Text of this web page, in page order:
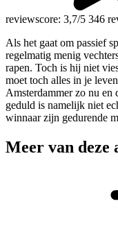
reviewscore: 3,7/5 346
Als het gaat om passief
regelmatig menig
rapen. Toch is hij niet
moet toch alles in je
Amsterdammer zo nu en
geduld is namelijk niet
winnaar zijn gedurende
Meer van deze